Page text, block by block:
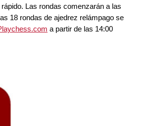
Las rondas comenzarán a las
18 rondas de ajedrez relámpago se
a partir de las 14:00